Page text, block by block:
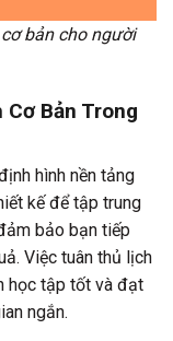
bản cho người
Bản Trong
hình nền tảng
kế để tập trung
bảo bạn tiếp
Việc tuân thủ lịch
học tập tốt và đạt
ngắn.